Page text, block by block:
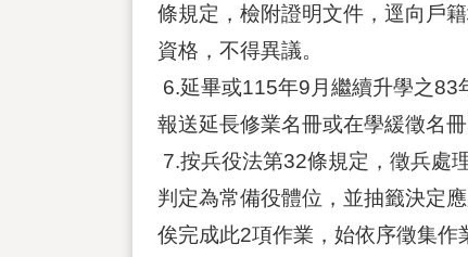
條規定，檢附證明文件，逕向戶
資格，不得異議。
6.延畢或115年9月繼續升學之83
報送延長修業名冊或在學緩徵名冊
7.按兵役法第32條規定，徵兵處
判定為常備役體位，並抽籤決定
俟完成此2項作業，始依序徵集作